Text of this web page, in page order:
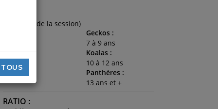
(au début de la session)
Geckos :
7 à 9 ans
Koalas :
10 à 12 ans
Panthères :
13 ans et +
RATIO :